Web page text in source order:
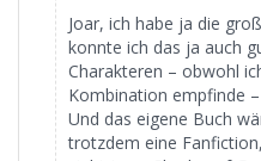
Joar, ich habe ja die
konnte ich das ja auch
Charakteren – obwohl
Kombination empfinde
Und das eigene Buch
trotzdem eine